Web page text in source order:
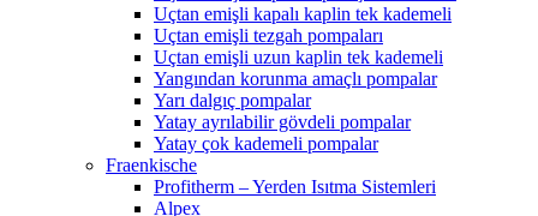
Uçtan emişli kapalı kaplin tek kademeli
Uçtan emişli tezgah pompaları
Uçtan emişli uzun kaplin tek kademeli
Yangından korunma amaçlı pompalar
Yarı dalgıç pompalar
Yatay ayrılabilir gövdeli pompalar
Yatay çok kademeli pompalar
Fraenkische
Profitherm – Yerden Isıtma Sistemleri
Alpex